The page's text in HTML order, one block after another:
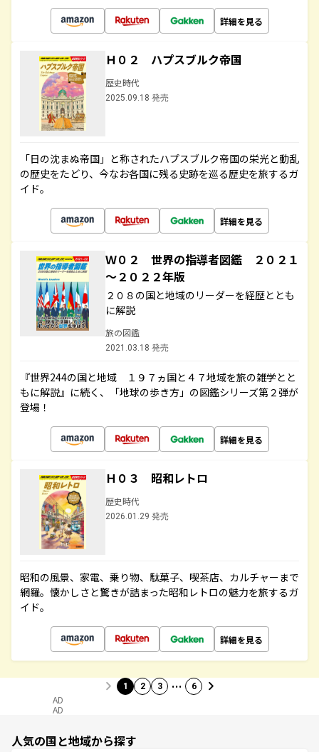
詳細を見る
Ｈ０２ ハプスブルク帝国
歴史時代
2025.09.18 発売
「日の沈まぬ帝国」と称されたハプスブルク帝国の栄光と動乱
の歴史をたどり、今なお各国に残る史跡を巡る歴史を旅するガ
イド。
詳細を見る
Ｗ０２ 世界の指導者図鑑 ２０２１
～２０２２年版
２０８の国と地域のリーダーを経歴ととも
に解説
旅の図鑑
2021.03.18 発売
『世界244の国と地域 １９７ヵ国と４７地域を旅の雑学とと
もに解説』に続く、「地球の歩き方」の図鑑シリーズ第２弾が
登場！
詳細を見る
Ｈ０３ 昭和レトロ
歴史時代
2026.01.29 発売
昭和の風景、家電、乗り物、駄菓子、喫茶店、カルチャーまで
網羅。懐かしさと驚きが詰まった昭和レトロの魅力を旅するガ
イド。
詳細を見る
1 2 3 … 6
AD
AD
人気の国と地域から探す